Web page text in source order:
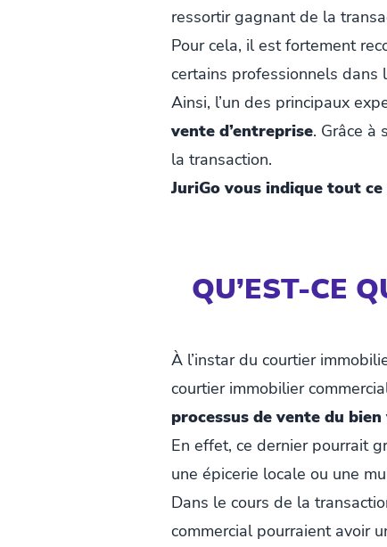
ressortir gagnant de la
Pour cela, il est fortement
certains professionnels dans
Ainsi, l’un des principaux
vente d’entreprise. Grâce à
la transaction.
JuriGo vous indique tout
QU’EST-CE
À l’instar du courtier
courtier immobilier
processus de vente du bien
En effet, ce dernier pourrait
une épicerie locale ou une
Dans le cours de la
commercial pourraient avoir